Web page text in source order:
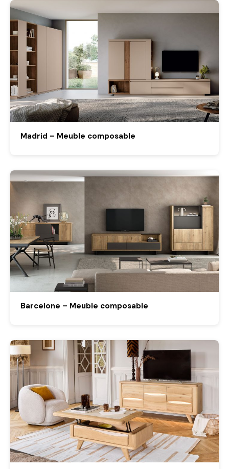
Madrid – Meuble composable
Barcelone – Meuble composable